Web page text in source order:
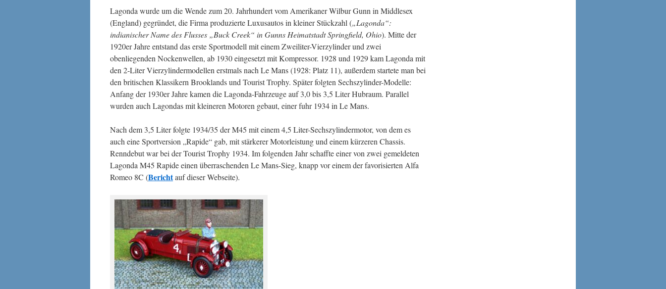
Lagonda wurde um die Wende zum 20. Jahrhundert vom Amerikaner Wilbur Gunn in Middlesex
(England) gegründet, die Firma produzierte Luxusautos in kleiner Stückzahl („Lagonda“:
indianischer Name des Flusses „Buck Creek“ in Gunns Heimatstadt Springfield, Ohio). Mitte der
1920er Jahre entstand das erste Sportmodell mit einem Zweiliter-Vierzylinder und zwei
obenliegenden Nockenwellen, ab 1930 eingesetzt mit Kompressor. 1928 und 1929 kam Lagonda mit
den 2-Liter Vierzylindermodellen erstmals nach Le Mans (1928: Platz 11), außerdem startete man bei
den britischen Klassikern Brooklands und Tourist Trophy. Später folgten Sechszylinder-Modelle:
Anfang der 1930er Jahre kamen die Lagonda-Fahrzeuge auf 3,0 bis 3,5 Liter Hubraum. Parallel
wurden auch Lagondas mit kleineren Motoren gebaut, einer fuhr 1934 in Le Mans.
Nach dem 3,5 Liter folgte 1934/35 der M45 mit einem 4,5 Liter-Sechszylindermotor, von dem es
auch eine Sportversion „Rapide“ gab, mit stärkerer Motorleistung und einem kürzeren Chassis.
Renndebut war bei der Tourist Trophy 1934. Im folgenden Jahr schaffte einer von zwei gemeldeten
Lagonda M45 Rapide einen überraschenden Le Mans-Sieg, knapp vor einem der favorisierten Alfa
Romeo 8C (Berichtauf dieser Webseite).